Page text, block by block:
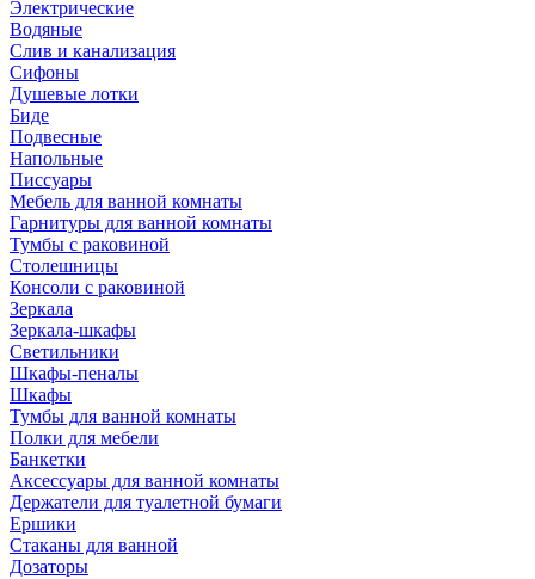
Электрические
Водяные
Слив и канализация
Сифоны
Душевые лотки
Биде
Подвесные
Напольные
Писсуары
Мебель для ванной комнаты
Гарнитуры для ванной комнаты
Тумбы с раковиной
Столешницы
Консоли с раковиной
Зеркала
Зеркала-шкафы
Светильники
Шкафы-пеналы
Шкафы
Тумбы для ванной комнаты
Полки для мебели
Банкетки
Аксессуары для ванной комнаты
Держатели для туалетной бумаги
Ершики
Стаканы для ванной
Дозаторы